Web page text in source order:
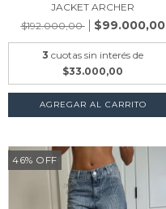
JACKET ARCHER
$192.000,00
$99.000,00
3 cuotas sin interés de
$33.000,00
AGREGAR AL CARRITO
46% OFF